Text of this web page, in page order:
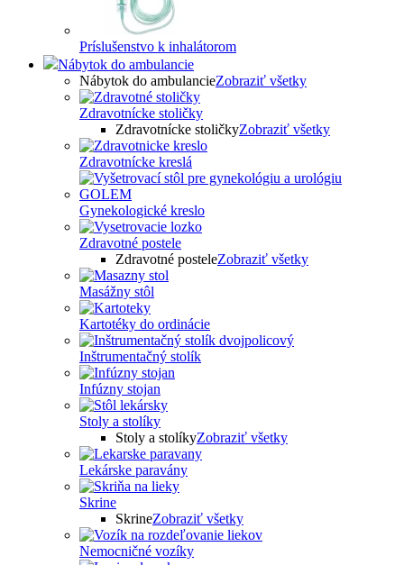
Príslušenstvo k inhalátorom
Nábytok do ambulancie
Nábytok do ambulancieZobraziť všetky
Zdravotnícke stoličky
Zdravotnícke stoličkyZobraziť všetky
Zdravotnícke kreslá
Gynekologické kreslo
Zdravotné postele
Zdravotné posteleZobraziť všetky
Masážny stôl
Kartotéky do ordinácie
Inštrumentačný stolík
Infúzny stojan
Stoly a stolíky
Stoly a stolíkyZobraziť všetky
Lekárske paravány
Skrine
SkrineZobraziť všetky
Nemocničné vozíky